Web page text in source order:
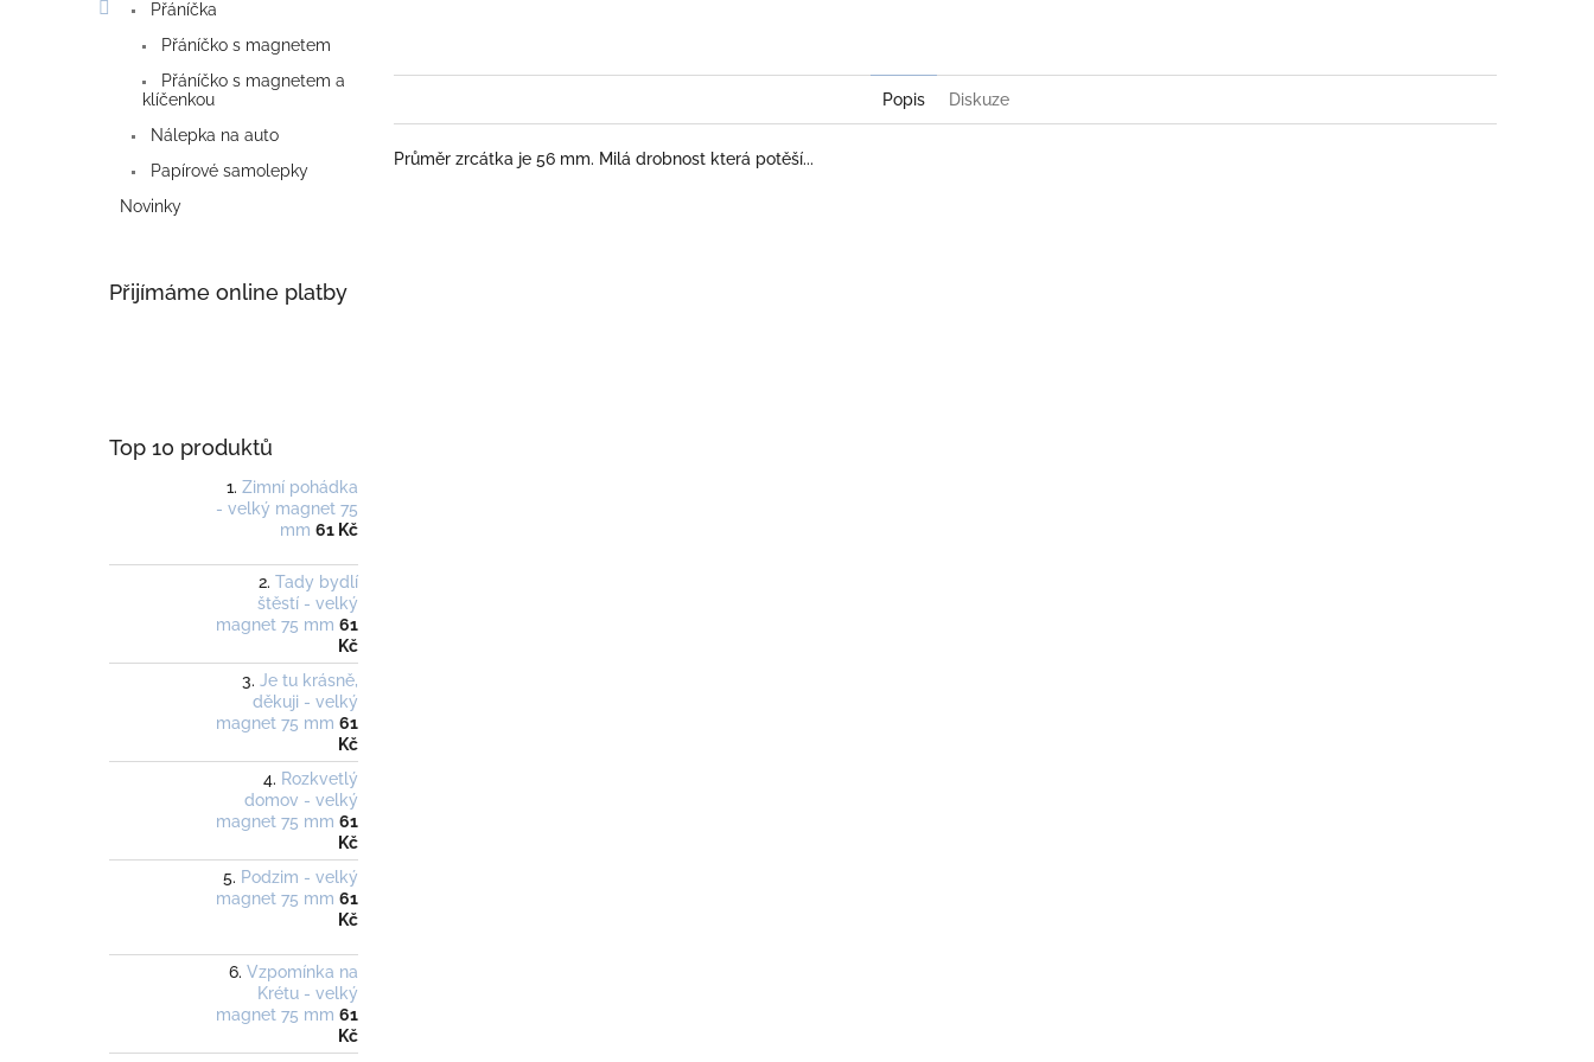
Přáníčka
Přáníčko s magnetem
Přáníčko s magnetem a
klíčenkou
Nálepka na auto
Papírové samolepky
Novinky
Přijímáme online platby
Top 10 produktů
Zimní pohádka
- velký magnet 75
mm 61 Kč
Tady bydlí
štěstí - velký
magnet 75 mm 61
Kč
Je tu krásně,
děkuji - velký
magnet 75 mm 61
Kč
Rozkvetlý
domov - velký
magnet 75 mm 61
Kč
Podzim - velký
magnet 75 mm 61
Kč
Vzpomínka na
Krétu - velký
magnet 75 mm 61
Kč
Popis Diskuze
Průměr zrcátka je 56 mm. Milá drobnost která potěší...